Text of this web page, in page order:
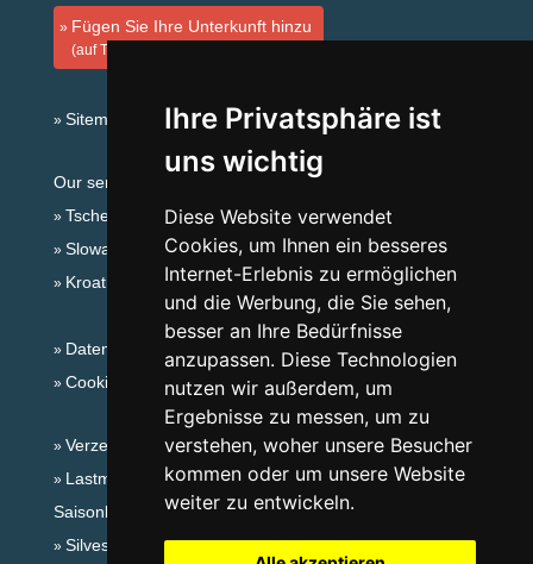
Ihre Privatsphäre ist
uns wichtig
Diese Website verwendet
Cookies, um Ihnen ein besseres
Internet-Erlebnis zu ermöglichen
und die Werbung, die Sie sehen,
besser an Ihre Bedürfnisse
anzupassen. Diese Technologien
nutzen wir außerdem, um
Ergebnisse zu messen, um zu
verstehen, woher unsere Besucher
kommen oder um unsere Website
weiter zu entwickeln.
Fügen Sie Ihre Unterkunft hinzu
(auf Tschechisch)
Sitemap
Our servers:
Tschechische Gebirge
Slowakische Gebirge
Kroatien
Datenschutz
Cookies
Verzeichnis der Unterkunft
Lastminute Erzgebirge
Saisonlinks:
Silvester Erzgebirge